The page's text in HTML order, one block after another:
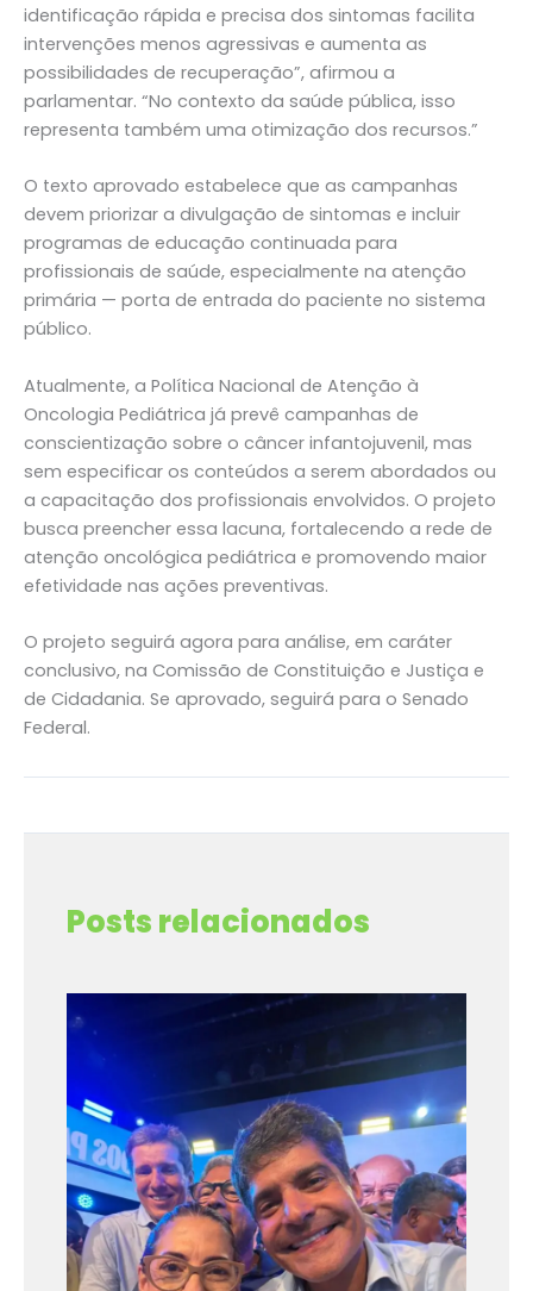
identificação rápida e precisa dos sintomas facilita
intervenções menos agressivas e aumenta as
possibilidades de recuperação”, afirmou a
parlamentar. “No contexto da saúde pública, isso
representa também uma otimização dos recursos.”
O texto aprovado estabelece que as campanhas
devem priorizar a divulgação de sintomas e incluir
programas de educação continuada para
profissionais de saúde, especialmente na atenção
primária — porta de entrada do paciente no sistema
público.
Atualmente, a Política Nacional de Atenção à
Oncologia Pediátrica já prevê campanhas de
conscientização sobre o câncer infantojuvenil, mas
sem especificar os conteúdos a serem abordados ou
a capacitação dos profissionais envolvidos. O projeto
busca preencher essa lacuna, fortalecendo a rede de
atenção oncológica pediátrica e promovendo maior
efetividade nas ações preventivas.
O projeto seguirá agora para análise, em caráter
conclusivo, na Comissão de Constituição e Justiça e
de Cidadania. Se aprovado, seguirá para o Senado
Federal.
Posts relacionados